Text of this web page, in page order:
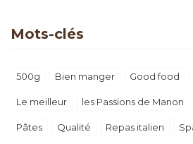
Mots-clés
500g Bien manger Good food
Le meilleur les Passions de Manon
Pâtes Qualité Repas italien